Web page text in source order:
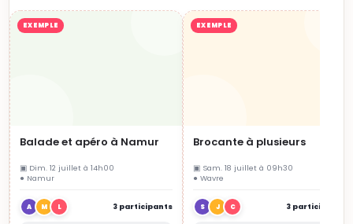
EXEMPLE
Balade et apéro à Namur
▣ Dim. 12 juillet à 14h00
● Namur
A M L 3 participants
EXEMPLE
Brocante à plusieurs
▣ Sam. 18 juillet à 09h30
● Wavre
S J C 3 participants